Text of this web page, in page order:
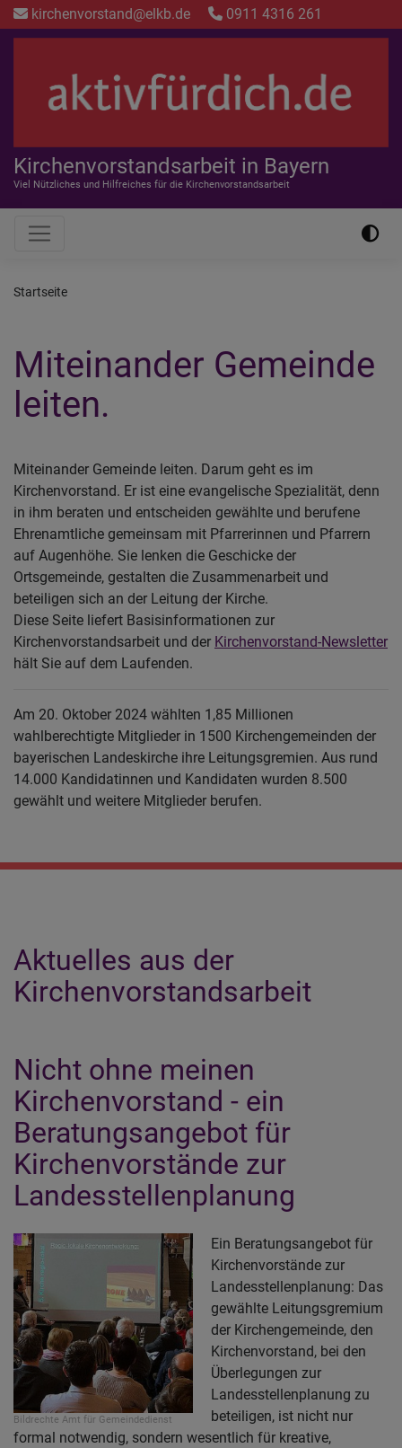
Direkt
zum
kirchenvorstand@elkb.de 0911 4316 261
Kirchenvorstandsarbeit in Bayern
Viel Nützliches und Hilfreiches für die Kirchenvorstandsarbeit
Hauptnavigation
Startseite
Miteinander Gemeinde
leiten.
Miteinander Gemeinde leiten. Darum geht es im
Kirchenvorstand. Er ist eine evangelische Spezialität, denn
in ihm beraten und entscheiden gewählte und berufene
Ehrenamtliche gemeinsam mit Pfarrerinnen und Pfarrern
auf Augenhöhe. Sie lenken die Geschicke der
Ortsgemeinde, gestalten die Zusammenarbeit und
beteiligen sich an der Leitung der Kirche.
Diese Seite liefert Basisinformationen zur
Kirchenvorstandsarbeit und der Kirchenvorstand-Newsletter
hält Sie auf dem Laufenden.
Am 20. Oktober 2024 wählten 1,85 Millionen
wahlberechtigte Mitglieder in 1500 Kirchengemeinden der
bayerischen Landeskirche ihre Leitungsgremien. Aus rund
14.000 Kandidatinnen und Kandidaten wurden 8.500
gewählt und weitere Mitglieder berufen.
Aktuelles aus der
Kirchenvorstandsarbeit
Nicht ohne meinen
Kirchenvorstand - ein
Beratungsangebot für
Kirchenvorstände zur
Landesstellenplanung
Bildrechte Amt für Gemeindedienst
Ein Beratungsangebot für
Kirchenvorstände zur
Landesstellenplanung: Das
gewählte Leitungsgremium
der Kirchengemeinde, den
Kirchenvorstand, bei den
Überlegungen zur
Landesstellenplanung zu
beteiligen, ist nicht nur
formal notwendig, sondern wesentlich für kreative,